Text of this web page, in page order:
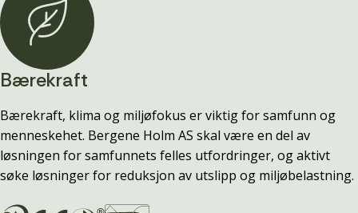
Bærekraft
Bærekraft, klima og miljøfokus er viktig for samfunn og
menneskehet. Bergene Holm AS skal være en del av
løsningen for samfunnets felles utfordringer, og aktivt
søke løsninger for reduksjon av utslipp og miljøbelastning.